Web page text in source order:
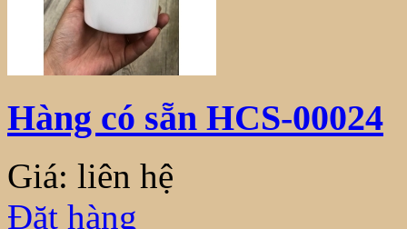
Hàng có sẵn HCS-00024
Giá: liên hệ
Đặt hàng